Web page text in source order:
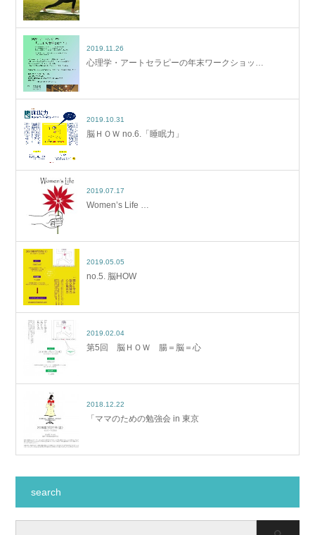
2019.11.26
心理学・アートセラピーの年末ワークショッ…
2019.10.31
脳ＨＯＷ no.6.「睡眠力」
2019.07.17
Women’s Life …
2019.05.05
no.5. 脳HOW
2019.02.04
第5回 脳ＨＯＷ 腸＝脳＝心
2018.12.22
「ママのための勉強会 in 東京
search